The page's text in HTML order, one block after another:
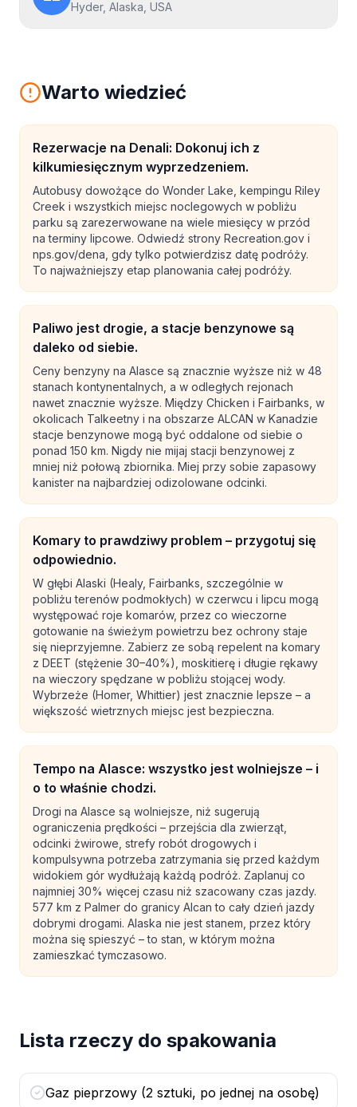
Hyder, Alaska, USA
Warto wiedzieć
Rezerwacje na Denali: Dokonuj ich z
kilkumiesięcznym wyprzedzeniem.
Autobusy dowożące do Wonder Lake, kempingu Riley
Creek i wszystkich miejsc noclegowych w pobliżu
parku są zarezerwowane na wiele miesięcy w przód
na terminy lipcowe. Odwiedź strony Recreation.gov i
nps.gov/dena, gdy tylko potwierdzisz datę podróży.
To najważniejszy etap planowania całej podróży.
Paliwo jest drogie, a stacje benzynowe są
daleko od siebie.
Ceny benzyny na Alasce są znacznie wyższe niż w 48
stanach kontynentalnych, a w odległych rejonach
nawet znacznie wyższe. Między Chicken i Fairbanks, w
okolicach Talkeetny i na obszarze ALCAN w Kanadzie
stacje benzynowe mogą być oddalone od siebie o
ponad 150 km. Nigdy nie mijaj stacji benzynowej z
mniej niż połową zbiornika. Miej przy sobie zapasowy
kanister na najbardziej odizolowane odcinki.
Komary to prawdziwy problem – przygotuj się
odpowiednio.
W głębi Alaski (Healy, Fairbanks, szczególnie w
pobliżu terenów podmokłych) w czerwcu i lipcu mogą
występować roje komarów, przez co wieczorne
gotowanie na świeżym powietrzu bez ochrony staje
się nieprzyjemne. Zabierz ze sobą repelent na komary
z DEET (stężenie 30–40%), moskitierę i długie rękawy
na wieczory spędzane w pobliżu stojącej wody.
Wybrzeże (Homer, Whittier) jest znacznie lepsze – a
większość wietrznych miejsc jest bezpieczna.
Tempo na Alasce: wszystko jest wolniejsze – i
o to właśnie chodzi.
Drogi na Alasce są wolniejsze, niż sugerują
ograniczenia prędkości – przejścia dla zwierząt,
odcinki żwirowe, strefy robót drogowych i
kompulsywna potrzeba zatrzymania się przed każdym
widokiem gór wydłużają każdą podróż. Zaplanuj co
najmniej 30% więcej czasu niż szacowany czas jazdy.
577 km z Palmer do granicy Alcan to cały dzień jazdy
dobrymi drogami. Alaska nie jest stanem, przez który
można się spieszyć – to stan, w którym można
zamieszkać tymczasowo.
Lista rzeczy do spakowania
Gaz pieprzowy (2 sztuki, po jednej na osobę)